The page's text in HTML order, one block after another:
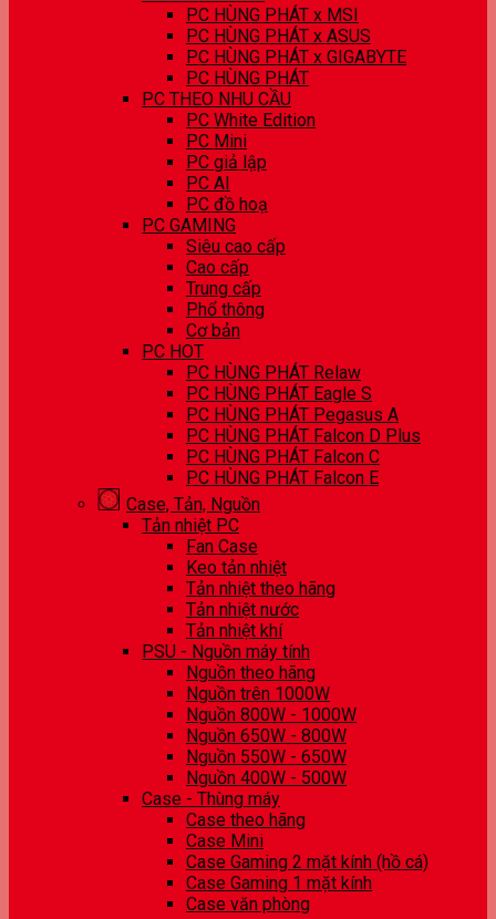
PC HÙNG PHÁT x MSI
PC HÙNG PHÁT x ASUS
PC HÙNG PHÁT x GIGABYTE
PC HÙNG PHÁT
PC THEO NHU CẦU
PC White Edition
PC Mini
PC giả lập
PC AI
PC đồ hoạ
PC GAMING
Siêu cao cấp
Cao cấp
Trung cấp
Phổ thông
Cơ bản
PC HOT
PC HÙNG PHÁT Relaw
PC HÙNG PHÁT Eagle S
PC HÙNG PHÁT Pegasus A
PC HÙNG PHÁT Falcon D Plus
PC HÙNG PHÁT Falcon C
PC HÙNG PHÁT Falcon E
Case, Tản, Nguồn
Tản nhiệt PC
Fan Case
Keo tản nhiệt
Tản nhiệt theo hãng
Tản nhiệt nước
Tản nhiệt khí
PSU - Nguồn máy tính
Nguồn theo hãng
Nguồn trên 1000W
Nguồn 800W - 1000W
Nguồn 650W - 800W
Nguồn 550W - 650W
Nguồn 400W - 500W
Case - Thùng máy
Case theo hãng
Case Mini
Case Gaming 2 mặt kính (hồ cá)
Case Gaming 1 mặt kính
Case văn phòng